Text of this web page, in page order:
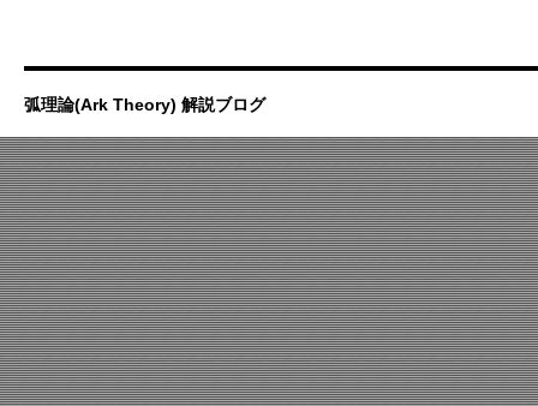
弧理論(Ark Theory) 解説ブログ